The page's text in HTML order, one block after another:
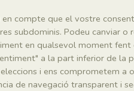
en compte que el vostre
subdominis. Podeu canviar o
en qualsevol moment fent
a la part inferior de la
i ens comprometem a
de navegació transparent i